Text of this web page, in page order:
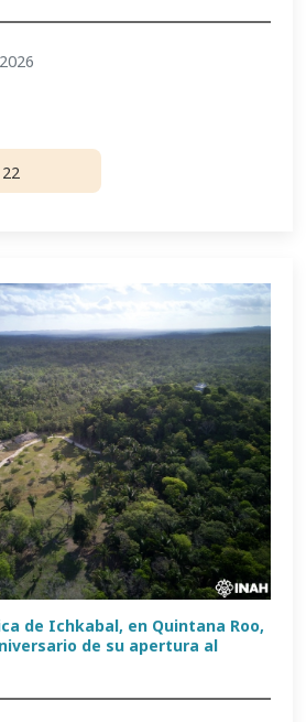
de Ichkabal, en Quintana Roo,
de su apertura al